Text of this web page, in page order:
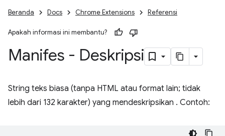
Beranda Docs Chrome Extensions Referensi
Apakah informasi ini membantu?
Manifes - Deskripsi
String teks biasa (tanpa HTML atau format lain; tidak
lebih dari 132 karakter) yang mendeskripsikan . Contoh: